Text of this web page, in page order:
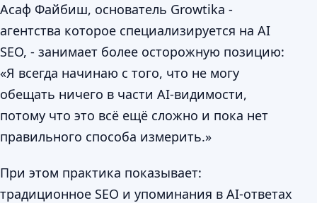
Асаф Файбиш, основатель Growtika -
агентства которое специализируется на AI
SEO, - занимает более осторожную позицию:
«Я всегда начинаю с того, что не могу
обещать ничего в части AI-видимости,
потому что это всё ещё сложно и пока нет
правильного способа измерить.»
При этом практика показывает:
традиционное SEO и упоминания в AI-ответах